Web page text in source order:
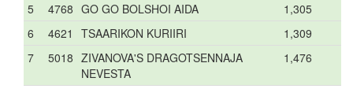
5
4768 GO GO BOLSHOI AIDA
1,305
6
4621 TSAARIKON KURIIRI
1,309
7
5018 ZIVANOVA'S DRAGOTSENNAJA
NEVESTA
1,476